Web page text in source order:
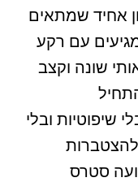
אחיד שמתאים
עם רקע
שונה וקצב
שיפוטיות ובלי
סטרס